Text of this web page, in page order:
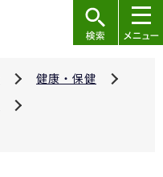
健康・保健